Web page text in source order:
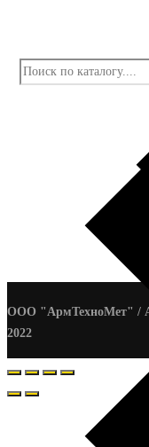
ООО "АрмТехноМет" /
2022